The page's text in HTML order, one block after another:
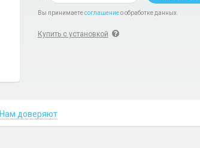
Вы принимаетесоглашениео обработке данных.
Купить с установкой
Нам доверяют